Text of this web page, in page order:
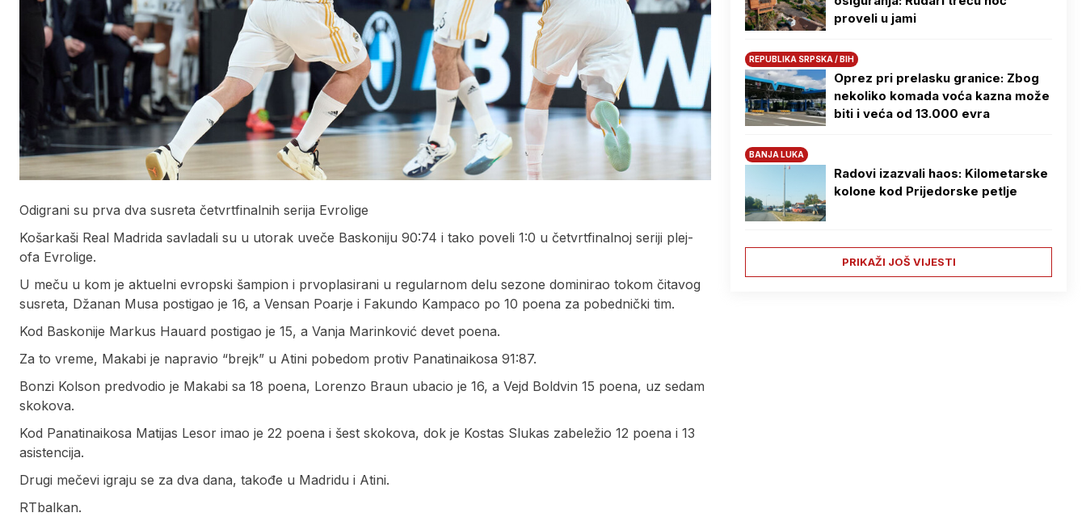
Odigrani su prva dva susreta četvrtfinalnih serija Evrolige
Košarkaši Real Madrida savladali su u utorak uveče Baskoniju 90:74 i tako poveli 1:0 u četvrtfinalnoj seriji plej-
ofa Evrolige.
U meču u kom je aktuelni evropski šampion i prvoplasirani u regularnom delu sezone dominirao tokom čitavog
susreta, Džanan Musa postigao je 16, a Vensan Poarje i Fakundo Kampaco po 10 poena za pobednički tim.
Kod Baskonije Markus Hauard postigao je 15, a Vanja Marinković devet poena.
Za to vreme, Makabi je napravio “brejk” u Atini pobedom protiv Panatinaikosa 91:87.
Bonzi Kolson predvodio je Makabi sa 18 poena, Lorenzo Braun ubacio je 16, a Vejd Boldvin 15 poena, uz sedam
skokova.
Kod Panatinaikosa Matijas Lesor imao je 22 poena i šest skokova, dok je Kostas Slukas zabeležio 12 poena i 13
asistencija.
Drugi mečevi igraju se za dva dana, takođe u Madridu i Atini.
RTbalkan.
proveli u jami
REPUBLIKA SRPSKA / BIH
Oprez pri prelasku granice: Zbog
nekoliko komada voća kazna može
biti i veća od 13.000 evra
BANJA LUKA
Radovi izazvali haos: Kilometarske
kolone kod Prijedorske petlje
PRIKAŽI JOŠ VIJESTI